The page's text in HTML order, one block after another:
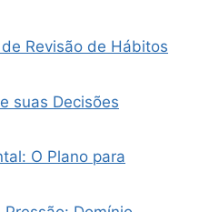
Revisão de Hábitos
suas Decisões
O Plano para